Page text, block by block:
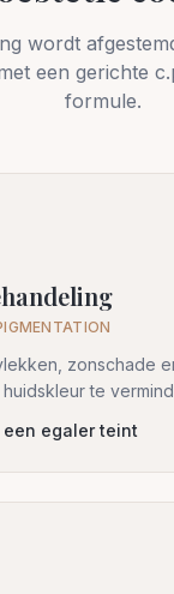
wordt
een gerichte
formule.
zonschade
te
egaler teint